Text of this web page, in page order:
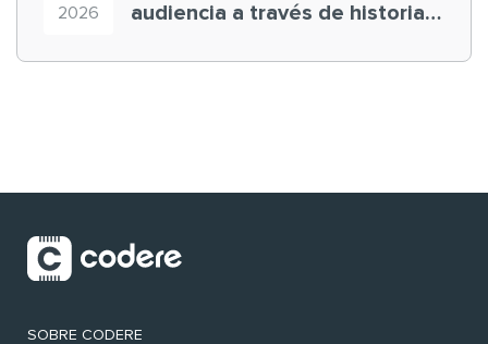
2026
audiencia a través de historias
SOBRE CODERE